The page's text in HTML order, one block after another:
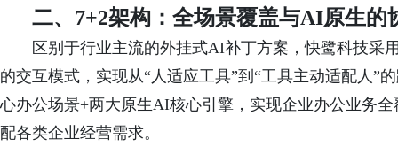
二、7+2架构：全场景覆盖与AI原生的
区别于行业主流的外挂式AI补丁方案，快鹭科技采
的交互模式，实现从“人适应工具”到“工具主动适配人”
心办公场景+两大原生AI核心引擎，实现企业办公业务
配各类企业经营需求。